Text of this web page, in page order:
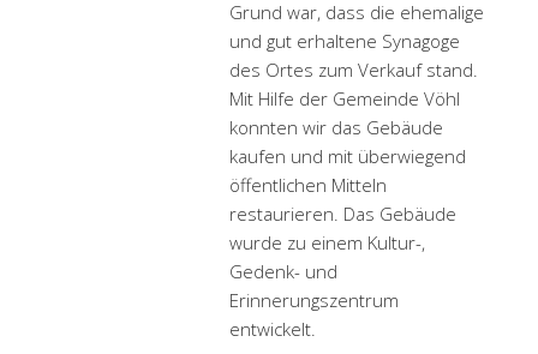
Grund war, dass die ehemalige
und gut erhaltene Synagoge
des Ortes zum Verkauf stand.
Mit Hilfe der Gemeinde Vöhl
konnten wir das Gebäude
kaufen und mit überwiegend
öffentlichen Mitteln
restaurieren. Das Gebäude
wurde zu einem Kultur-,
Gedenk- und
Erinnerungszentrum
entwickelt.